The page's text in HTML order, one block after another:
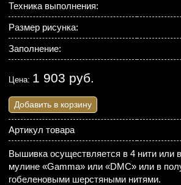
Техника выполнения:
Размер рисунка:
Заполнение:
Цена: 1 903 руб.
Добавить в корзину
Артикул товара
Вышивка осуществляется в 4 нити или
мулине «Gamma» или «DMC» или в
гобеленовыми шерстяными нитями.